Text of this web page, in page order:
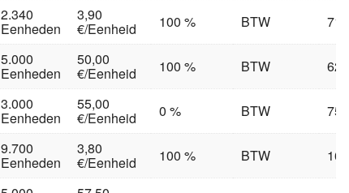
2.340
Eenheden
3,90
€/Eenheid 100 % BTW 71
5.000
Eenheden
50,00
€/Eenheid 100 % BTW 62
3.000
Eenheden
55,00
€/Eenheid 0 % BTW 75
9.700
Eenheden
3,80
€/Eenheid 100 % BTW 162